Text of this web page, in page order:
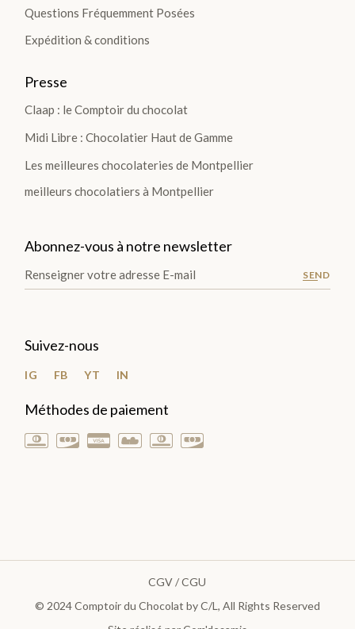
Questions Fréquemment Posées
Expédition & conditions
Presse
Claap : le Comptoir du chocolat
Midi Libre : Chocolatier Haut de Gamme
Les meilleures chocolateries de Montpellier
meilleurs chocolatiers à Montpellier
Abonnez-vous à notre newsletter
SEND
Suivez-nous
IG FB YT IN
Méthodes de paiement
CGV / CGU
© 2024Comptoir du Chocolat by C/L , All Rights Reserved